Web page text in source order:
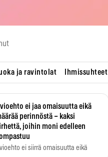
ja ravintolat Ihmissuhteet
ei jaa omaisuutta eikä
perinnöstä – kaksi
joihin moni edelleen
ei siirrä omaisuutta eikä